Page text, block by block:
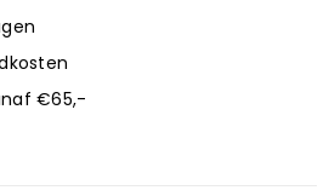
€65,-